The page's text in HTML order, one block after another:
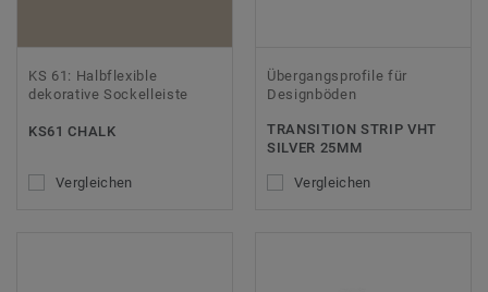
KS 61: Halbflexible
dekorative Sockelleiste
KS61 CHALK
Vergleichen
Übergangsprofile für
Designböden
TRANSITION STRIP VHT
SILVER 25MM
Vergleichen